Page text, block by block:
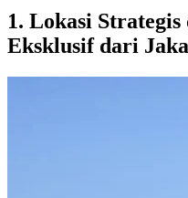
1. Lokasi
Eksklusif dari